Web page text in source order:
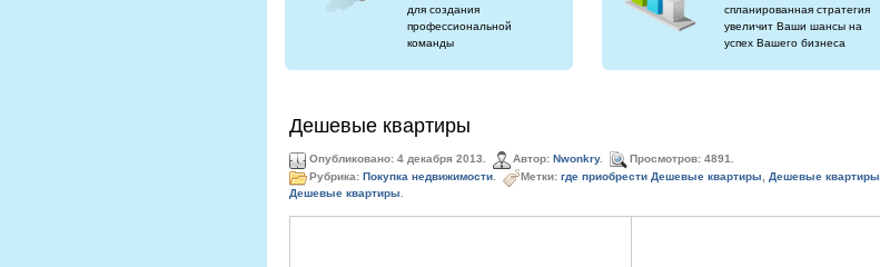
для создания
профессиональной
команды
спланированная стратегия
увеличит Ваши шансы на
успех Вашего бизнеса
Дешевые квартиры
Опубликовано: 4 декабря 2013. Автор: Nwonkry.
Просмотров: 4891.
Рубрика: Покупка недвижимости. Метки: где приобрести Дешевые квартиры Дешевые квартиры
Дешевые квартиры